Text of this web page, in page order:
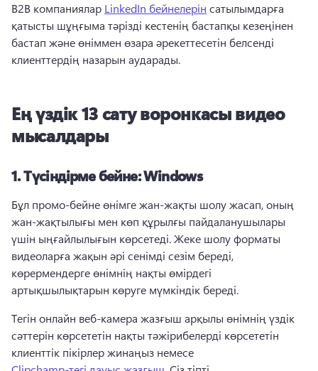
B2B компаниялар LinkedIn бейнелерін сатылымдарға
қатысты шұңғыма тәрізді кестенің бастапқы кезеңінен
бастап және өніммен өзара әрекеттесетін белсенді
клиенттердің назарын аударады.
Ең үздік 13 сату воронкасы видео
мысалдары
1.Түсіндірме бейне: Windows
Бұл промо-бейне өнімге жан-жақты шолу жасап, оның
жан-жақтылығы мен көп құрылғы пайдаланушылары
үшін ыңғайлылығын көрсетеді. Жеке шолу форматы
видеоларға жақын әрі сенімді сезім береді,
көрермендерге өнімнің нақты өмірдегі
артықшылықтарын көруге мүмкіндік береді.
Тегін онлайн веб-камера жазғыш арқылы өнімнің үздік
сәттерін көрсететін нақты тәжірибелерді көрсететін
клиенттік пікірлер жинаңыз немесе